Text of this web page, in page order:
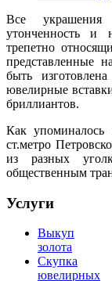
Все украшения
утонченность и
трепетно
представленные
быть
ювелирные
бриллиантов.
Как
ст.метро
из разных
общественным
Услуги
Выкуп
золота
Скупка
ювелирных